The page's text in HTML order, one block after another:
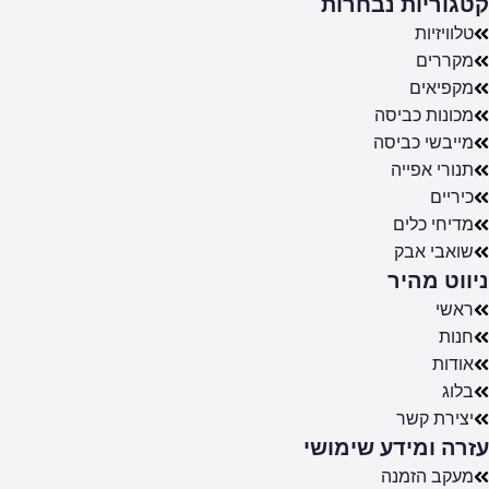
טלוויזיות
מקררים
מקפיאים
מכונות כביסה
מייבשי כביסה
תנורי אפייה
כיריים
מדיחי כלים
שואבי אבק
ניווט מהיר
ראשי
חנות
אודות
בלוג
יצירת קשר
עזרה ומידע שימושי
מעקב הזמנה